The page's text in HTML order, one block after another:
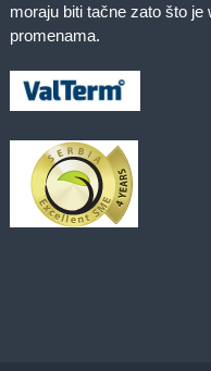
moraju biti tačne zato što je
promenama.